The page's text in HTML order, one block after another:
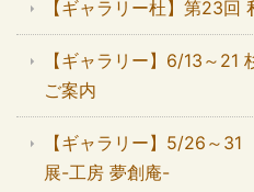
【ギャラリー杜】第23回
【ギャラリー】6/13～21
ご案内
【ギャラリー】5/26～
展-工房 夢創庵-